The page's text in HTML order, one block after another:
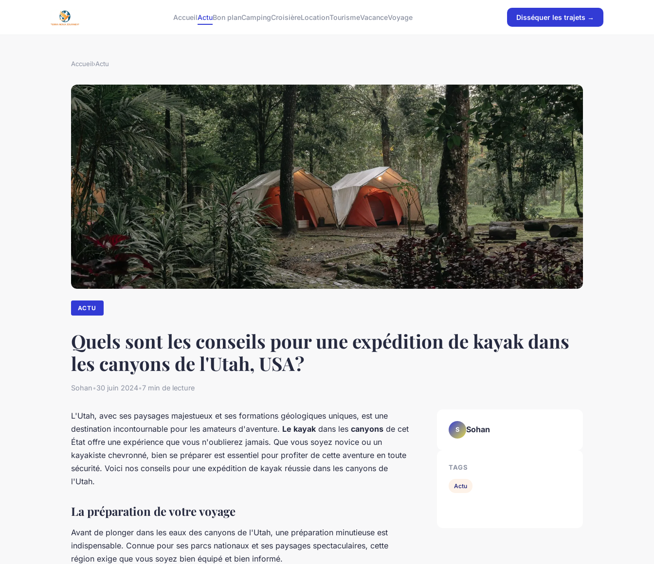
AccueilActuBon planCampingCroisièreLocationTourismeVacanceVoyage Disséquer les trajets →
Accueil›Actu
ACTU
Quels sont les conseils pour une expédition de kayak dans
les canyons de l'Utah, USA?
Sohan•30 juin 2024•7 min de lecture
L'Utah, avec ses paysages majestueux et ses formations géologiques uniques, est une
destination incontournable pour les amateurs d'aventure. Le kayak dans les canyons de cet
État offre une expérience que vous n'oublierez jamais. Que vous soyez novice ou un
kayakiste chevronné, bien se préparer est essentiel pour profiter de cette aventure en toute
sécurité. Voici nos conseils pour une expédition de kayak réussie dans les canyons de
l'Utah.
La préparation de votre voyage
Avant de plonger dans les eaux des canyons de l'Utah, une préparation minutieuse est
indispensable. Connue pour ses parcs nationaux et ses paysages spectaculaires, cette
région exige que vous soyez bien équipé et bien informé.
S Sohan
TAGS
Actu